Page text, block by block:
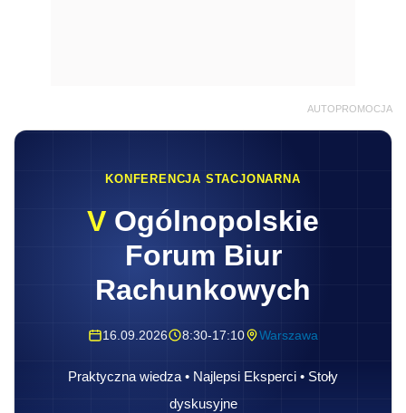
AUTOPROMOCJA
KONFERENCJA STACJONARNA
V Ogólnopolskie
Forum Biur
Rachunkowych
16.09.2026 8:30-17:10 Warszawa
Praktyczna wiedza • Najlepsi Eksperci • Stoły
dyskusyjne